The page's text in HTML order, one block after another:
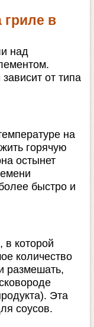
гриле в
над
от типа
на
горячую
остынет
быстро и
которой
количество
размешать,
Эта
соусов.